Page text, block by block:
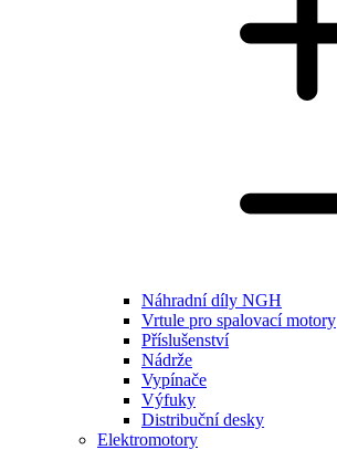
Náhradní díly NGH
Vrtule pro spalovací motory
Příslušenství
Nádrže
Vypínače
Výfuky
Distribuční desky
Elektromotory